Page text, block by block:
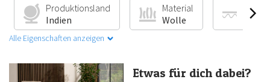
Produktionsland
Indien
Material
Wolle
Alle Eigenschaften anzeigen
Etwas für dich dabei?